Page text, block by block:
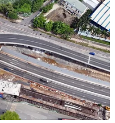
giải quyết vấn đề
Kishida và Cố vấn Nhà
Aung San Suu Kyi
nỗ lực chấm dứt xung đột
Á này.